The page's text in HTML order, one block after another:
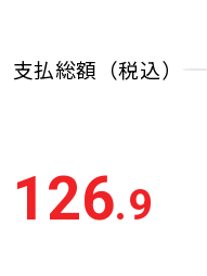
支払総額（税込）
126.9